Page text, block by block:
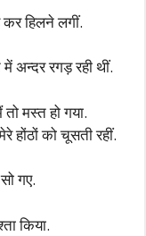
हिलने लगीं.
अन्दर रगड़ रही थीं.
मस्त हो गया.
को चूसती रहीं.
गए.
किया.